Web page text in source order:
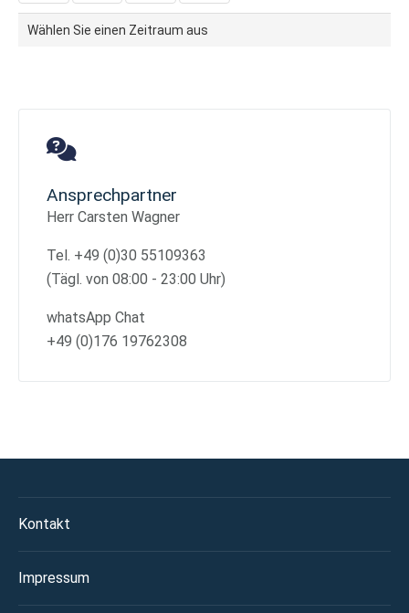
Wählen Sie einen Zeitraum aus
Ansprechpartner
Herr Carsten Wagner
Tel. +49 (0)30 55109363
(Tägl. von 08:00 - 23:00 Uhr)
whatsApp Chat
+49 (0)176 19762308
Kontakt
Impressum